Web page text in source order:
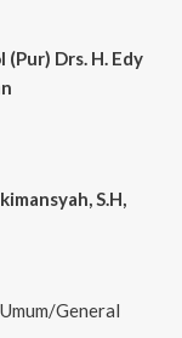
(Pur) Drs. H. Edy
S.H,
General